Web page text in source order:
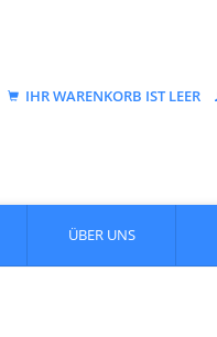
IHR WARENKORB IST LEER
ÜBER UNS